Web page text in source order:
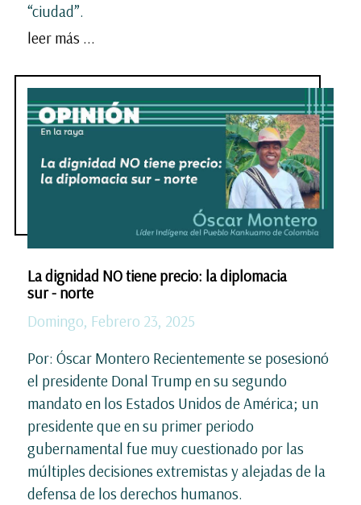
“ciudad”.
leer más ...
La dignidad NO tiene precio: la diplomacia
sur - norte
Domingo, Febrero 23, 2025
Por: Óscar Montero Recientemente se posesionó
el presidente Donal Trump en su segundo
mandato en los Estados Unidos de América; un
presidente que en su primer periodo
gubernamental fue muy cuestionado por las
múltiples decisiones extremistas y alejadas de la
defensa de los derechos humanos.